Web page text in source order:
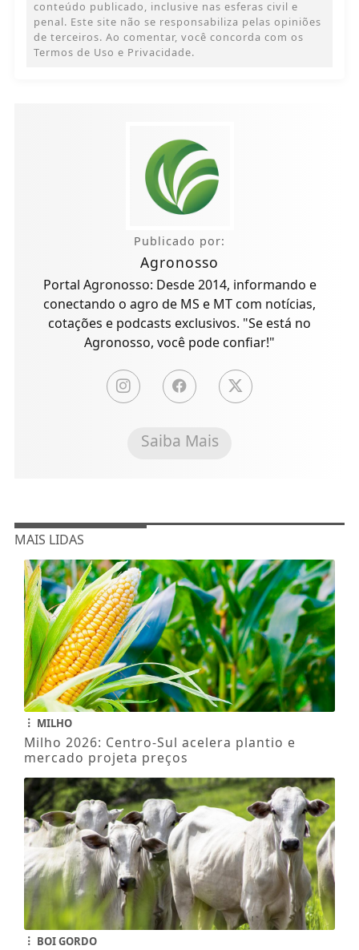
conteúdo publicado, inclusive nas esferas civil e
penal. Este site não se responsabiliza pelas opiniões
de terceiros. Ao comentar, você concorda com os
Termos de Uso e Privacidade.
Publicado por:
Agronosso
Portal Agronosso: Desde 2014, informando e
conectando o agro de MS e MT com notícias,
cotações e podcasts exclusivos. "Se está no
Agronosso, você pode confiar!"
Saiba Mais
MAIS LIDAS
MILHO
Milho 2026: Centro-Sul acelera plantio e
mercado projeta preços
BOI GORDO